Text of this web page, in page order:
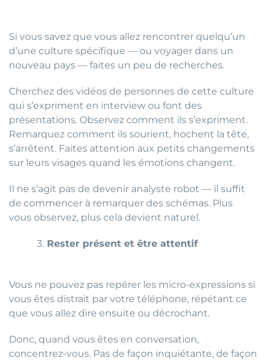
Si vous savez que vous allez rencontrer quelqu’un
d’une culture spécifique — ou voyager dans un
nouveau pays — faites un peu de recherches.
Cherchez des vidéos de personnes de cette culture
qui s’expriment en interview ou font des
présentations. Observez comment ils s’expriment.
Remarquez comment ils sourient, hochent la tête,
s’arrêtent. Faites attention aux petits changements
sur leurs visages quand les émotions changent.
Il ne s’agit pas de devenir analyste robot — il suffit
de commencer à remarquer des schémas. Plus
vous observez, plus cela devient naturel.
Rester présent et être attentif
Vous ne pouvez pas repérer les micro-expressions si
vous êtes distrait par votre téléphone, répétant ce
que vous allez dire ensuite ou décrochant.
Donc, quand vous êtes en conversation,
concentrez-vous. Pas de façon inquiétante, de façon